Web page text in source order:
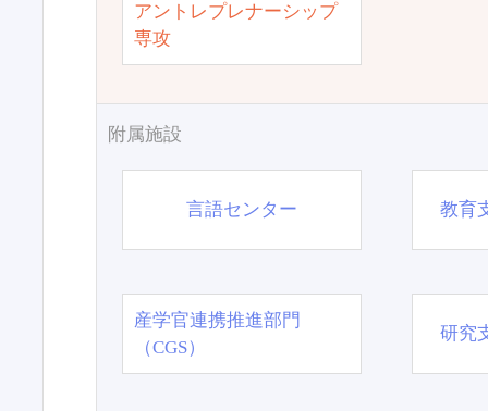
アントレプレナーシップ
専攻
附属施設
言語センター 教育
産学官連携推進部門
（CGS）
研究